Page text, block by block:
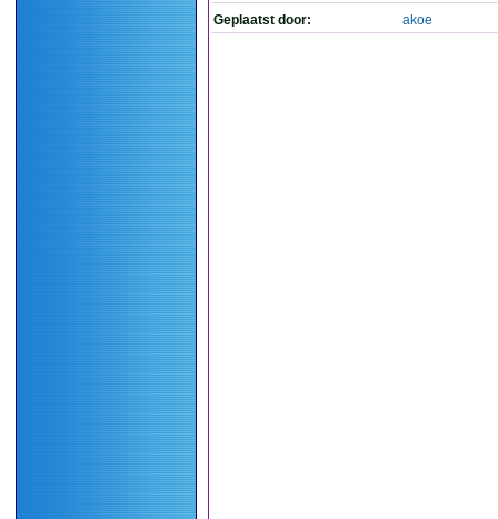
Geplaatst door: akoe